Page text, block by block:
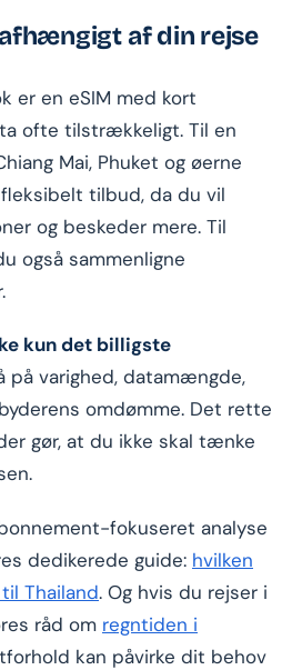
af din rejse
er en eSIM med kort
ofte tilstrækkeligt. Til en
Mai, Phuket og øerne
tilbud, da du vil
og beskeder mere. Til
også sammenligne
kun det billigste
på varighed, datamængde,
omdømme. Det rette
gør, at du ikke skal tænke
fokuseret analyse
dedikerede guide: hvilken
Thailand. Og hvis du rejser i
råd om regntiden i
kan påvirke dit behov